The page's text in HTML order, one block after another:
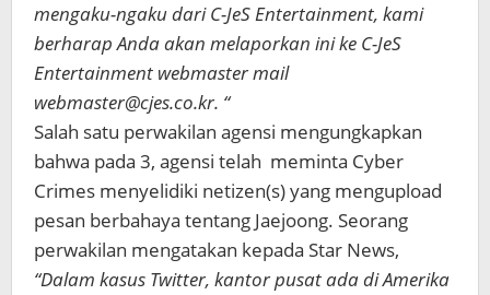
mengaku-ngaku dari C-JeS Entertainment, kami
berharap Anda akan melaporkan ini ke C-JeS
Entertainment webmaster mail
webmaster@cjes.co.kr. “
Salah satu perwakilan agensi mengungkapkan
bahwa pada 3, agensi telah meminta Cyber ​​
Crimes menyelidiki netizen(s) yang mengupload
pesan berbahaya tentang Jaejoong. Seorang
perwakilan mengatakan kepada Star News,
“Dalam kasus Twitter, kantor pusat ada di Amerika